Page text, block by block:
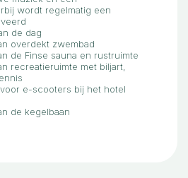
wordt regelmatig een
de dag
overdekt zwembad
de Finse sauna en rustruimte
recreatieruimte met biljart,
e-scooters bij het hotel
de kegelbaan